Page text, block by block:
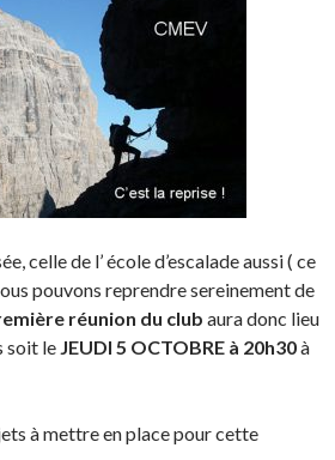
celle de l’ école d’escalade aussi ( ce
pouvons reprendre sereinement de
réunion du club aura donc lieu
soit le JEUDI 5 OCTOBRE à 20h30à
à mettre en place pour cette